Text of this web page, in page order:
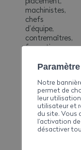
machinistes,
chefs
d’équipe,
contremaîtres,
formation
maîtrise,
à 34), fonds
paritaire,
parcours
sécurité.
027 327 32
Notre
permet de
leur
utilisateur et
du site. Vous
l’activation
désactiver